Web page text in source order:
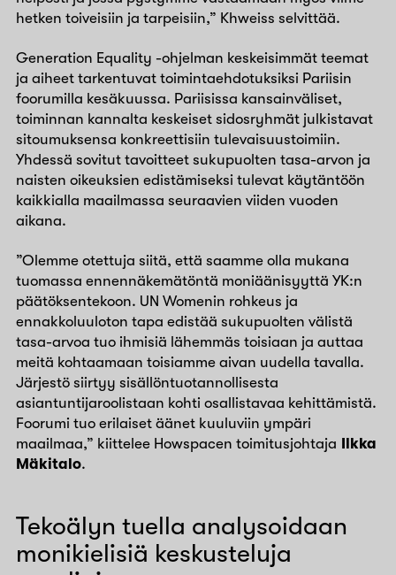
hetken toiveisiin ja tarpeisiin,” Khweiss selvittää.
Generation Equality -ohjelman keskeisimmät teemat
ja aiheet tarkentuvat toimintaehdotuksiksi Pariisin
foorumilla kesäkuussa. Pariisissa kansainväliset,
toiminnan kannalta keskeiset sidosryhmät julkistavat
sitoumuksensa konkreettisiin tulevaisuustoimiin.
Yhdessä sovitut tavoitteet sukupuolten tasa-arvon ja
naisten oikeuksien edistämiseksi tulevat käytäntöön
kaikkialla maailmassa seuraavien viiden vuoden
aikana.
”Olemme otettuja siitä, että saamme olla mukana
tuomassa ennennäkemätöntä moniäänisyyttä YK:n
päätöksentekoon. UN Womenin rohkeus ja
ennakkoluuloton tapa edistää sukupuolten välistä
tasa-arvoa tuo ihmisiä lähemmäs toisiaan ja auttaa
meitä kohtaamaan toisiamme aivan uudella tavalla.
Järjestö siirtyy sisällöntuotannollisesta
asiantuntijaroolistaan kohti osallistavaa kehittämistä.
Foorumi tuo erilaiset äänet kuuluviin ympäri
maailmaa,” kiittelee Howspacen toimitusjohtaja
Ilkka
Mäkitalo.
Tekoälyn tuella analysoidaan
monikielisiä keskusteluja